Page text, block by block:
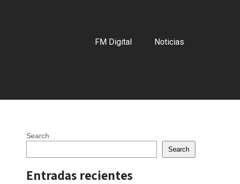
FM Digital Noticias
Search
Search
Entradas recientes